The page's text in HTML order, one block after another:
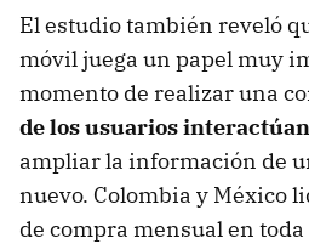
El estudio también reveló
móvil juega un papel muy
momento de realizar una
de los usuarios
ampliar la información de
nuevo. Colombia y México
de compra mensual en